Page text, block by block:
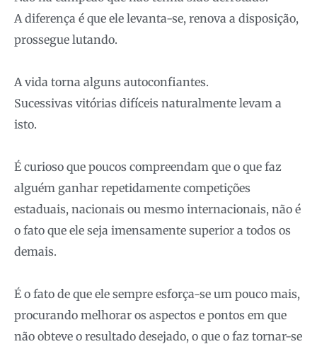
A diferença é que ele levanta-se, renova a disposição,
prossegue lutando.
A vida torna alguns autoconfiantes.
Sucessivas vitórias difíceis naturalmente levam a
isto.
É curioso que poucos compreendam que o que faz
alguém ganhar repetidamente competições
estaduais, nacionais ou mesmo internacionais, não é
o fato que ele seja imensamente superior a todos os
demais.
É o fato de que ele sempre esforça-se um pouco mais,
procurando melhorar os aspectos e pontos em que
não obteve o resultado desejado, o que o faz tornar-se